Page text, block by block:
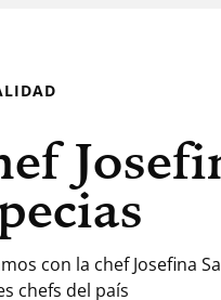
con la chef Josefina
chefs del país